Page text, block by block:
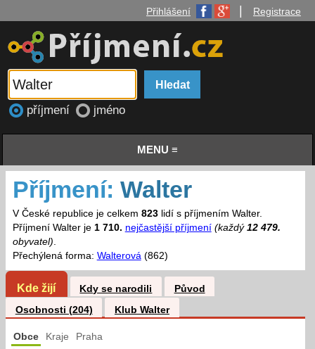
Přihlášení Registrace
příjmení jméno
MENU ≡
Příjmení: Walter
V České republice je celkem 823lidí s příjmením Walter.
Příjmení Walter je 1 710. nejčastější příjmení (každý 12 479.
obyvatel).
Přechýlená forma: Walterová(862)
Kde žijí Kdy se narodili
Původ
Osobnosti (204)
Klub Walter
Obce Kraje Praha